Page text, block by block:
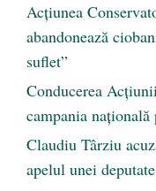
Acțiunea
abandonează
suflet”
Conducerea
campania
Claudiu Târziu
apelul unei